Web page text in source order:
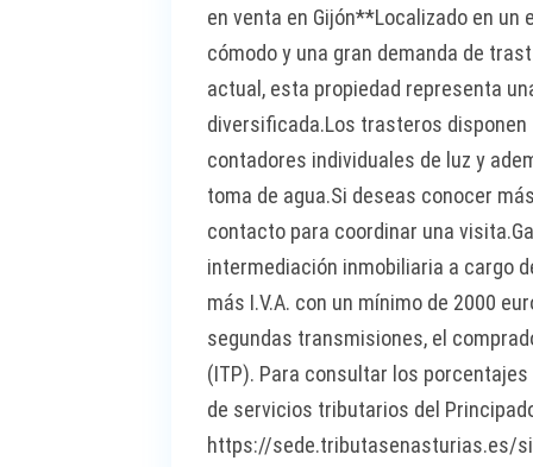
en venta en Gijón**Localizado en
cómodo y una gran demanda de
actual, esta propiedad representa
diversificada.Los trasteros
contadores individuales de luz y
toma de agua.Si deseas conocer
contacto para coordinar una
intermediación inmobiliaria a cargo
más I.V.A. con un mínimo de 2000
segundas transmisiones, el
(ITP). Para consultar los
de servicios tributarios del
https://sede.tributasenasturias.es/